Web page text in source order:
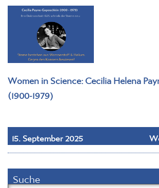
Women in Science: Cecilia Helena
(1900-1979)
15. September 2025
Suche